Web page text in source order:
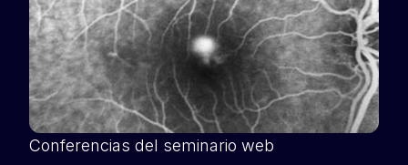
Conferencias del seminario web